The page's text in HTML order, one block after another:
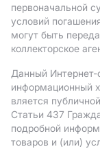
первоначальной
условий
могут быть
коллекторское
Данный Интернет-
информационный
вляется
Статьи 437
подробной
товаров и (или)